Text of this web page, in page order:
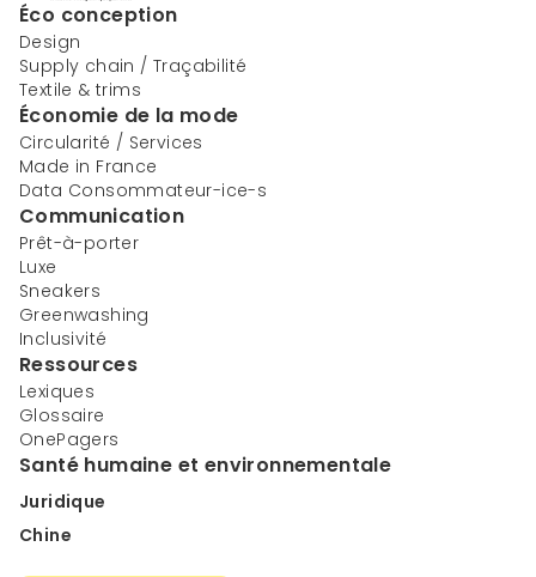
Éco conception
Design
Supply chain / Traçabilité
Textile & trims
Économie de la mode
Circularité / Services
Made in France
Data Consommateur-ice-s
Communication
Prêt-à-porter
Luxe
Sneakers
Greenwashing
Inclusivité
Ressources
Lexiques
Glossaire
OnePagers
Santé humaine et environnementale
Juridique
Chine